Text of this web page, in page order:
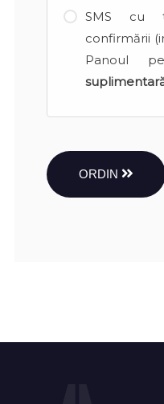
SMS cu
confirmării
Panoul
ORDIN